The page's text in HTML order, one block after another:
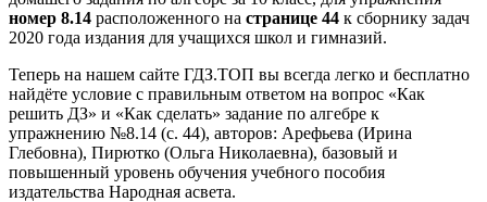
номер 8.14 расположенного на странице 44 к сборнику задач
2020 года издания для учащихся школ и гимназий.
Теперь на нашем сайте ГДЗ.ТОП вы всегда легко и бесплатно
найдёте условие с правильным ответом на вопрос «Как
решить ДЗ» и «Как сделать» задание по алгебре к
упражнению №8.14 (с. 44), авторов: Арефьева (Ирина
Глебовна), Пирютко (Ольга Николаевна), базовый и
повышенный уровень обучения учебного пособия
издательства Народная асвета.